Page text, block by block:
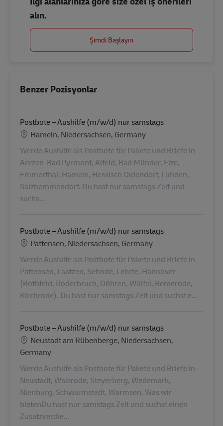
alın.
Şimdi Başlayın
Benzer Pozisyonlar
Postbote – Aushilfe (m/w/d) nur samstags
Konum
Hameln, Niedersachsen, Germany
Werde Aushilfe als Postbote für Pakete und Briefe in
Aerzen-Bad Pyrmont, Alfeld, Bad Münder, Elze,
Emmerthal, Hameln, Hessisch Oldendorf, Luhden,
Salzhemmendorf. Du hast nur samstags Zeit und
suchs...
Postbote – Aushilfe (m/w/d) nur samstags
Konum
Pattensen, Niedersachsen, Germany
Werde Aushilfe als Postbote für Pakete und Briefe in
Pattensen, Laatzen, Sehnde, Lehrte, Hannover
(Bothfeld, Roderbruch, Döhren, Wülfel, Bemerode,
Kirchrode). Du hast nur samstags Zeit und suchst e...
Postbote – Aushilfe (m/w/d) nur samstags
Konum
Neustadt am Rübenberge, Niedersachsen,
Germany
Werde Aushilfe als Postbote für Pakete und Briefe in
Neustadt, Walsrode, Steyerberg, Wedemark,
Nienburg, Schwarmstedt, Warmsen. Was wir
bietenDu hast nur samstags Zeit und suchst einen
Zusatzverdie...